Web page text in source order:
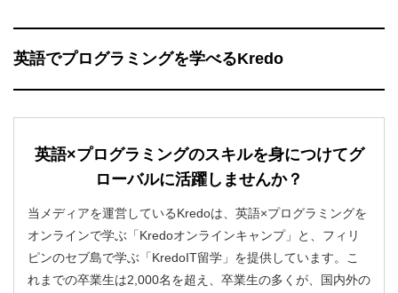
英語でプログラミングを学べるKredo
英語×プログラミングのスキルを身につけてグ
ローバルに活躍しませんか？
当メディアを運営しているKredoは、英語×プログラミングを
オンラインで学ぶ「Kredoオンラインキャンプ」と、フィリ
ピンのセブ島で学ぶ「KredoIT留学」を提供しています。こ
れまでの卒業生は2,000名を超え、卒業生の多くが、国内外の